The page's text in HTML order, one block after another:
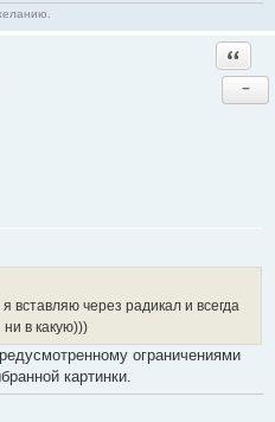
−
вставляю через радикал и всегда
в какую)))
ограничениями
картинки.